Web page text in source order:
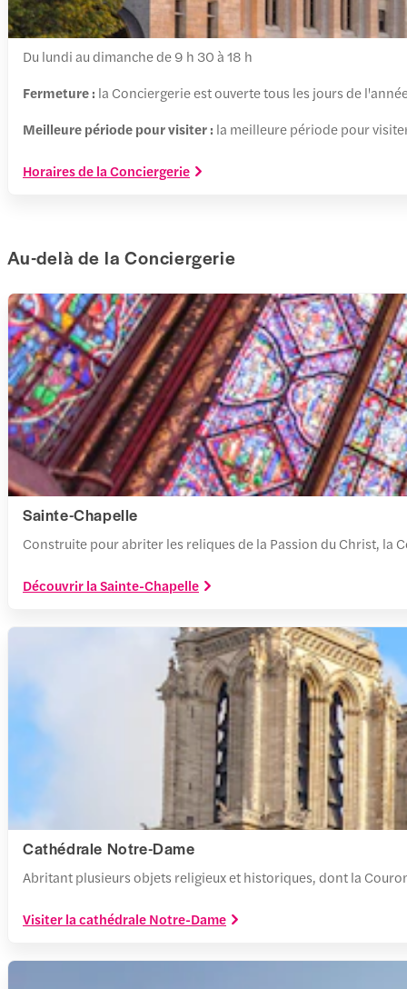
Du lundi au dimanche de 9 h 30 à 18 h
Fermeture : la Conciergerie est ouverte tous les jours de
Meilleure période pour visiter : la meilleure période pour
Horaires de la Conciergerie
Au-delà de la Conciergerie
Sainte-Chapelle
Construite pour abriter les reliques de la Passion du Christ, la
Découvrir la Sainte-Chapelle
Cathédrale Notre-Dame
Abritant plusieurs objets religieux et historiques, dont la
Visiter la cathédrale Notre-Dame